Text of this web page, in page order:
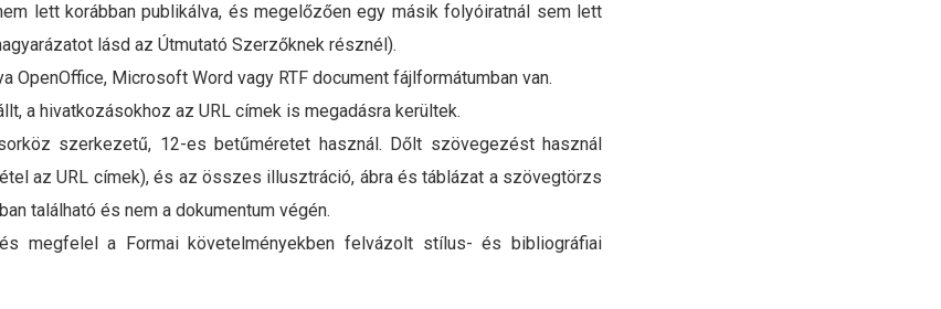
lett korábban publikálva, és megelőzően egy másik folyóiratnál sem lett
lásd az Útmutató Szerzőknek résznél).
OpenOffice, Microsoft Word vagy RTF document fájlformátumban van.
a hivatkozásokhoz az URL címek is megadásra kerültek.
szerkezetű, 12-es betűméretet használ. Dőlt szövegezést használ
az URL címek), és az összes illusztráció, ábra és táblázat a szövegtörzs
található és nem a dokumentum végén.
megfelel a Formai követelményekben felvázolt stílus- és bibliográfiai